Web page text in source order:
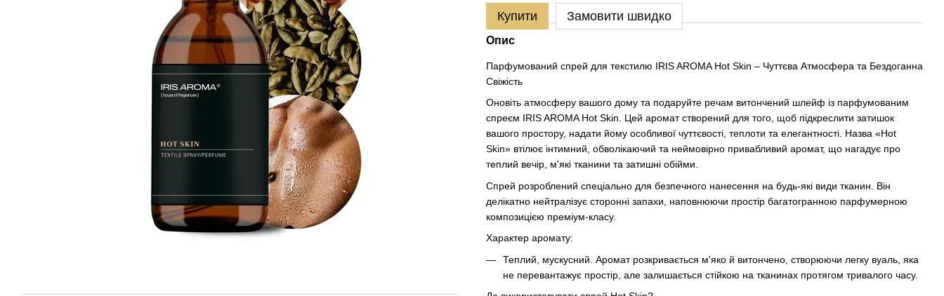
Купити Замовити швидко
Опис
Парфумований спрей для текстилю IRIS AROMA Hot Skin – Чуттєва Атмосфера та Бездоганна
Свіжість
Оновіть атмосферу вашого дому та подаруйте речам витончений шлейф із парфумованим
спреєм IRIS AROMA Hot Skin. Цей аромат створений для того, щоб підкреслити затишок
вашого простору, надати йому особливої чуттєвості, теплоти та елегантності. Назва «Hot
Skin» втілює інтимний, обволікаючий та неймовірно привабливий аромат, що нагадує про
теплий вечір, м'які тканини та затишні обійми.
Спрей розроблений спеціально для безпечного нанесення на будь-які види тканин. Він
делікатно нейтралізує сторонні запахи, наповнюючи простір багатогранною парфумерною
композицією преміум-класу.
Характер аромату:
Теплий, мускусний. Аромат розкривається м'яко й витончено, створюючи легку вуаль, яка
не перевантажує простір, але залишається стійкою на тканинах протягом тривалого часу.